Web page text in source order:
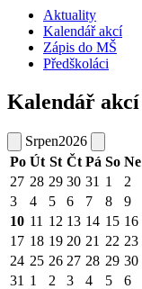
Aktuality
Kalendář akcí
Zápis do MŠ
Předškoláci
Kalendář akcí
Srpen2026
Po Út St Čt Pá So Ne
27 28 29 30 31 1
2
3
4 5 6 7 8
9
10 11 12 13 14 15 16
17 18 19 20 21 22 23
24 25 26 27 28 29 30
31 1 2 3 4 5 6